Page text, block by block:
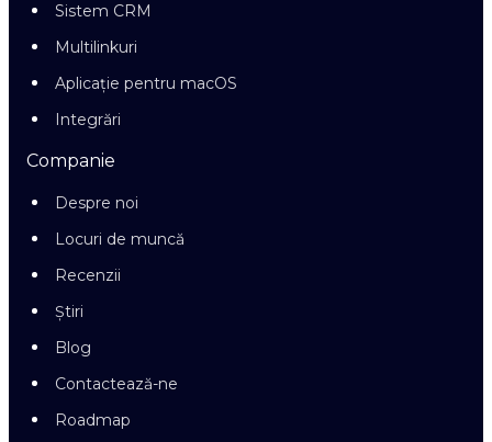
Sistem CRM
Multilinkuri
Aplicație pentru macOS
Integrări
Companie
Despre noi
Locuri de muncă
Recenzii
Știri
Blog
Contactează-ne
Roadmap